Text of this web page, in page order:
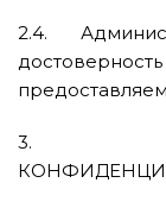
2.4.
3.